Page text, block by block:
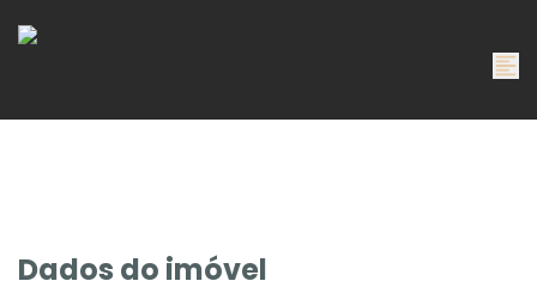
Dados do imóvel